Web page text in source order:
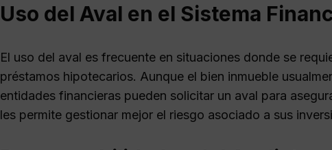
Uso del Aval en el Sistema
El uso del aval es frecuente en situaciones donde se
préstamos hipotecarios. Aunque el bien inmueble
entidades financieras pueden solicitar un aval para
les permite gestionar mejor el riesgo asociado a sus